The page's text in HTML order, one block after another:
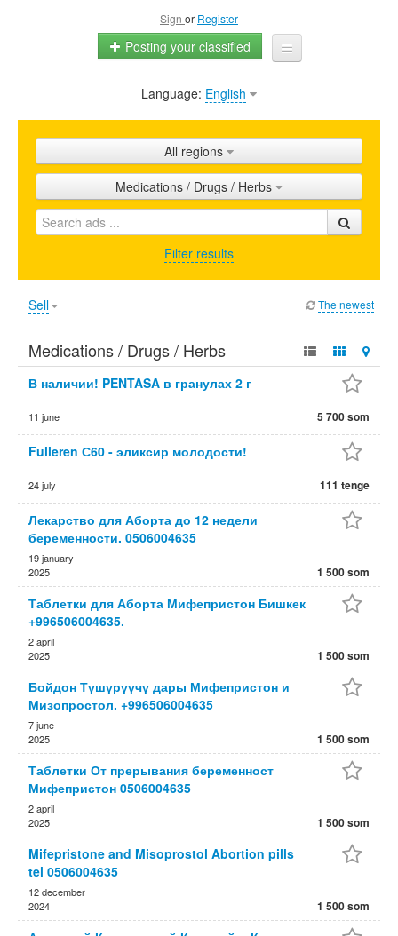
Sign or Register
Posting your classified
Home
Shops
Promotion
FAQ
Language: English
All regions
Medications / Drugs / Herbs
Filter results
Sell The newest
Medications / Drugs / Herbs
В наличии! PENTASA в гранулах 2 г
11 june 5 700 som
Fulleren С60 - эликсир молодости!
24 july 111 tenge
Лекарство для Аборта до 12 недели
беременности. 0506004635
19 january
2025
1 500 som
Таблетки для Аборта Мифепристон Бишкек
+996506004635.
2 april
2025
1 500 som
Бойдон Түшүрүүчү дары Мифепристон и
Мизопростол. +996506004635
7 june
2025
1 500 som
Таблетки От прерывания беременност
Мифепристон 0506004635
2 april
2025
1 500 som
Mifepristone and Misoprostol Abortion pills
tel 0506004635
12 december
2024
1 500 som